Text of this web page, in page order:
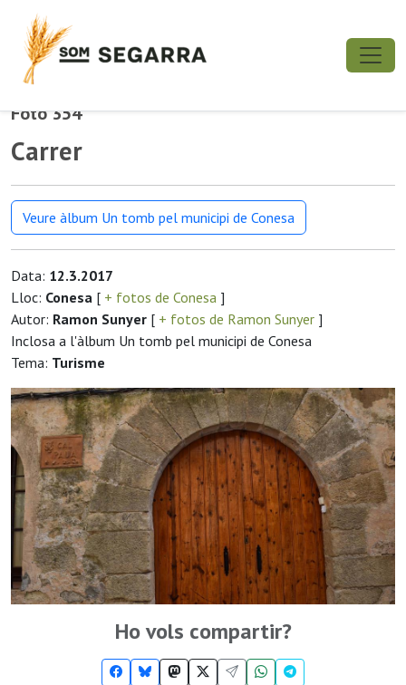
Foto 354
Carrer
Veure àlbum Un tomb pel municipi de Conesa
Data: 12.3.2017
Lloc: Conesa [ + fotos de Conesa ]
Autor: Ramon Sunyer [ + fotos de Ramon Sunyer ]
Inclosa a l'àlbum Un tomb pel municipi de Conesa
Tema: Turisme
Ho vols compartir?